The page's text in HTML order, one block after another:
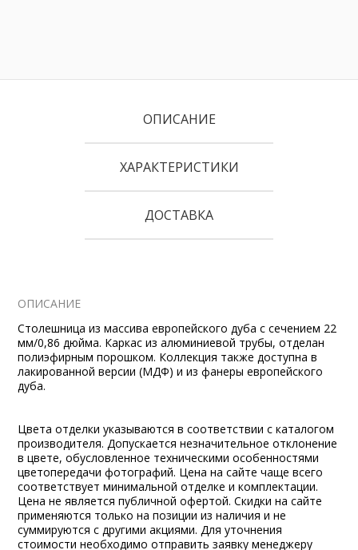
ОПИСАНИЕ
ХАРАКТЕРИСТИКИ
ДОСТАВКА
ОПИСАНИЕ
Столешница из массива европейского дуба с сечением 22
мм/0,86 дюйма. Каркас из алюминиевой трубы, отделан
полиэфирным порошком. Коллекция также доступна в
лакированной версии (МДФ) и из фанеры европейского
дуба.
Цвета отделки указываются в соответствии с каталогом
производителя. Допускается незначительное отклонение
в цвете, обусловленное техническими особенностями
цветопередачи фотографий. Цена на сайте чаще всего
соответствует минимальной отделке и комплектации.
Цена не является публичной офертой. Скидки на сайте
применяются только на позиции из наличия и не
суммируются с другими акциями. Для уточнения
стоимости необходимо отправить заявку менеджеру